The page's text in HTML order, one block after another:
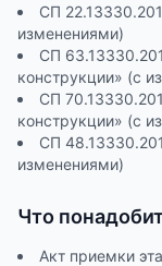
СП
изменениями)
СП
конструкции» (с
СП
конструкции» (с
СП
изменениями)
Что
Акт приемки